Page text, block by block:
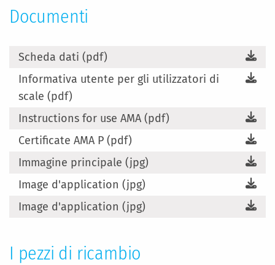
Documenti
Scheda dati (pdf)
Informativa utente per gli utilizzatori di
scale (pdf)
Instructions for use AMA (pdf)
Certificate AMA P (pdf)
Immagine principale (jpg)
Image d'application (jpg)
Image d'application (jpg)
I pezzi di ricambio